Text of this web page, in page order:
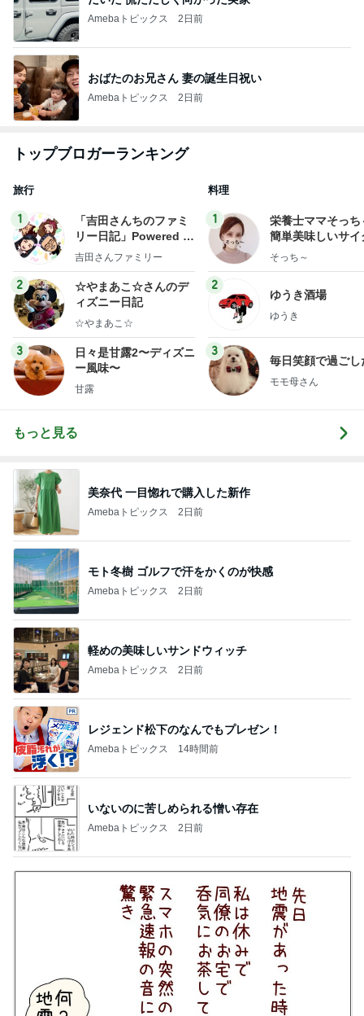
Amebaトピックス 2日前
おばたのお兄さん 妻の誕生日祝い
Amebaトピックス 2日前
トップブロガーランキング
旅行
1
「吉田さんちのファミ
リー日記」Powered b
y Ameba 吉田さんファ
ミリーオフィシャルブ
ログ
吉田さんファミリー
2
☆やまあこ☆さんのデ
ィズニー日記
☆やまあこ☆
3
日々是甘露2〜ディズニ
ー風味〜
甘露
料理
1
栄養士ママそっち
簡単美味しいサイ
献立
そっち～
2
ゆうき酒場
3
毎日笑顔で過ごし
モモ母さん
もっと見る
美奈代 一目惚れで購入した新作
Amebaトピックス 2日前
モト冬樹 ゴルフで汗をかくのが快感
Amebaトピックス 2日前
軽めの美味しいサンドウィッチ
Amebaトピックス 2日前
レジェンド松下のなんでもプレゼン！
Amebaトピックス 14時間前
いないのに苦しめられる憎い存在
Amebaトピックス 2日前